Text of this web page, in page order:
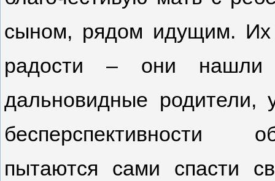
сыном, рядом идущим. Их
радости – они нашли
дальновидные родители,
бесперспективности
пытаются сами спасти